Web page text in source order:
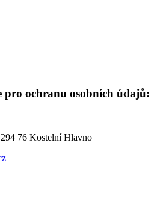
pro ochranu osobních údajů:
76 Kostelní Hlavno